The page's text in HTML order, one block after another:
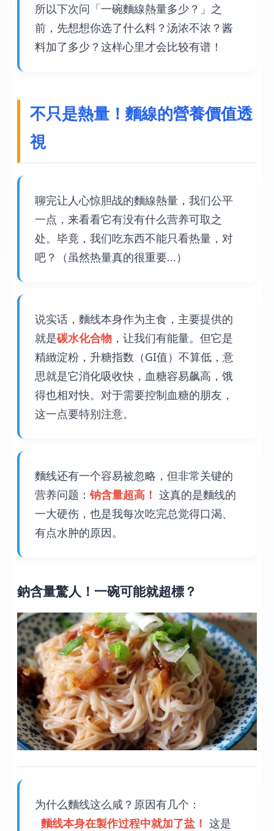
所以下次问「一碗麵線熱量多少？」之
前，先想想你选了什么料？汤浓不浓？酱
料加了多少？这样心里才会比较有谱！
不只是熱量！麵線的營養價值透
視
聊完让人心惊胆战的麵線熱量，我们公平
一点，来看看它有没有什么营养可取之
处。毕竟，我们吃东西不能只看热量，对
吧？（虽然热量真的很重要...）
说实话，麵线本身作为主食，主要提供的
就是碳水化合物 ，让我们有能量。但它是
精緻淀粉，升糖指数（GI值）不算低，意
思就是它消化吸收快，血糖容易飙高，饿
得也相对快。对于需要控制血糖的朋友，
这一点要特别注意。
麵线还有一个容易被忽略，但非常关键的
营养问题： 钠含量超高！ 这真的是麵线的
一大硬伤，也是我每次吃完总觉得口渴、
有点水肿的原因。
鈉含量驚人！一碗可能就超標？
为什么麵线这么咸？原因有几个：
麵线本身在製作过程中就加了盐！ 这是